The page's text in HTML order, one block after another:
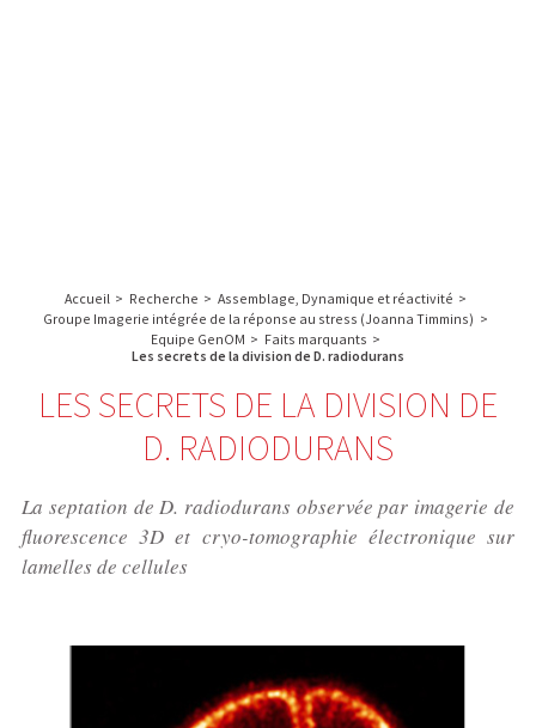
Accueil > Recherche > Assemblage, Dynamique et réactivité >
Groupe Imagerie intégrée de la réponse au stress (Joanna Timmins) >
Equipe GenOM > Faits marquants >
Les secrets de la division de D. radiodurans
LES SECRETS DE LA DIVISION DE
D. RADIODURANS
La septation de D. radiodurans observée par imagerie de
fluorescence 3D et cryo-tomographie électronique sur
lamelles de cellules